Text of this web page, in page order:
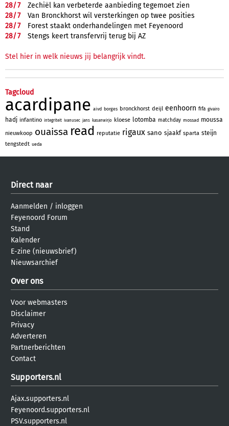
28/7
Zechiël kan verbeterde aanbieding tegemoet zien
28/7
Van Bronckhorst wil versterkingen op twee posities
28/7
Forest staakt onderhandelingen met Feyenoord
28/7 Stengs keert transfervrij terug bij AZ
Stel hier in welk nieuws jij belangrijk vindt.
Tagcloud
acardipane aivd borges bronckhorst deijl eenhoorn fifa givairo
hadj infantino integriteit ivanusec jans kasanwirjo kloese lotomba matchday mossad moussa
nieuwkoop ouaissa read reputatie rigaux sano sjaakf sparta steijn
tengstedt ueda
Direct naar
Aanmelden / inloggen
Feyenoord Forum
Stand
Kalender
E-zine (nieuwsbrief)
Nieuwsarchief
Over ons
Voor webmasters
Disclaimer
Privacy
Adverteren
Partnerberichten
Contact
Supporters.nl
Ajax.supporters.nl
Feyenoord.supporters.nl
PSV.supporters.nl